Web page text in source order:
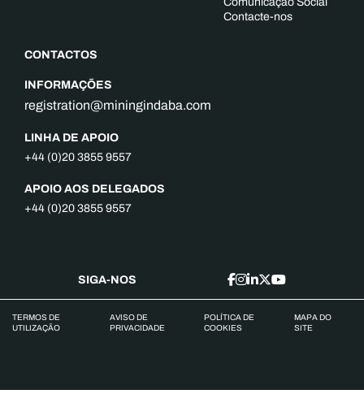
CONTACTOS
INFORMAÇÕES
registration@miningindaba.com
LINHA DE APOIO
+44 (0)20 3855 9557
APOIO AOS DELEGADOS
+44 (0)20 3855 9557
Contacte-nos
SIGA-NOS
TERMOS DE
UTILIZAÇÃO
AVISO DE
PRIVACIDADE
POLÍTICA DE
COOKIES
MAPA DO
SITE